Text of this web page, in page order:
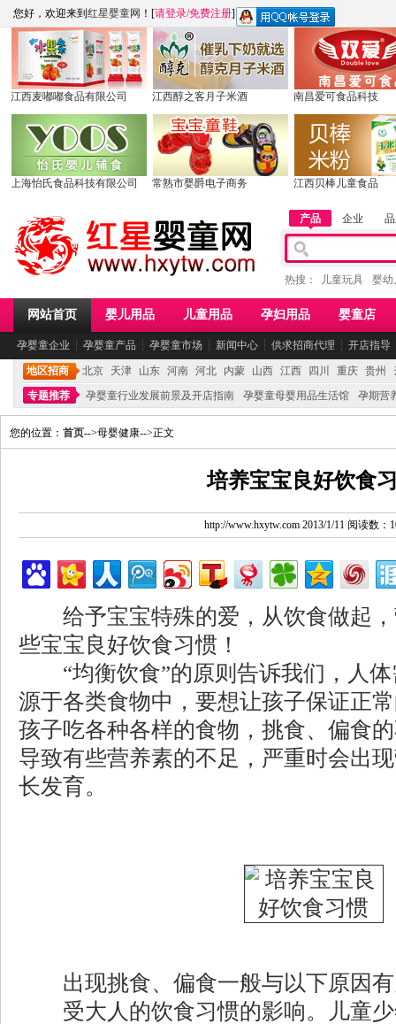
您好，欢迎来到 红星婴童网 ！[请登录/免费注册]
江西麦嘟嘟食品有限公司 江西醇之客月子米酒 南昌爱可食品科技
上海怡氏食品科技有限公司 常熟市婴爵电子商务 江西贝棒儿童食品
产品 企业
热搜： 儿童玩具 婴幼
网站首页 婴儿用品 儿童用品 孕妇用品 婴童店
孕婴童企业 ┆ 孕婴童产品 ┆ 孕婴童市场 ┆ 新闻中心 ┆ 供求招商代理 ┆ 开店指导
地区招商 北京 天津 山东 河南 河北 内蒙 山西 江西 四川 重庆 贵州
专题推荐
孕婴童行业发展前景及开店指南 孕婴童母婴用品生活馆 孕期营
您的位置： 首页-->母婴健康-->正文
培养宝宝良好饮食
http://www.hxytw.com 2013/1/11 阅读数：
给予宝宝特殊的爱，从饮食做起，
些宝宝良好饮食习惯！
“均衡饮食”的原则告诉我们，人体
源于各类食物中，要想让孩子保证正
孩子吃各种各样的食物，挑食、偏食
导致有些营养素的不足，严重时会出
长发育。
出现挑食、偏食一般与以下原因有
受大人的饮食习惯的影响。儿童少